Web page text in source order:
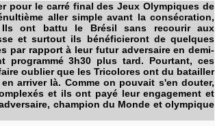
pour le carré final des Jeux Olympiques de
aller simple avant la consécration,
Ils ont battu le Brésil sans recourir aux
et surtout ils bénéficieront de quelques
par rapport à leur futur adversaire en demi-
programmé 3h30 plus tard. Pourtant, ces
oublier que les Tricolores ont du batailler
arriver là. Comme on pouvait s'en douter,
et ils ont payé leur engagement et
champion du Monde et olympique